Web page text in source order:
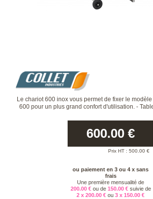
Le chariot 600 inox vous permet de fixer le
600 pour un plus grand confort d'utilisation. -
600.00 €
Prix HT : 500.00 €
ou paiement en 3 ou 4 x sans
frais
Une première mensualité de
200.00 € ou de 150.00 € suivie de
2 x 200.00 € ou 3 x 150.00 €